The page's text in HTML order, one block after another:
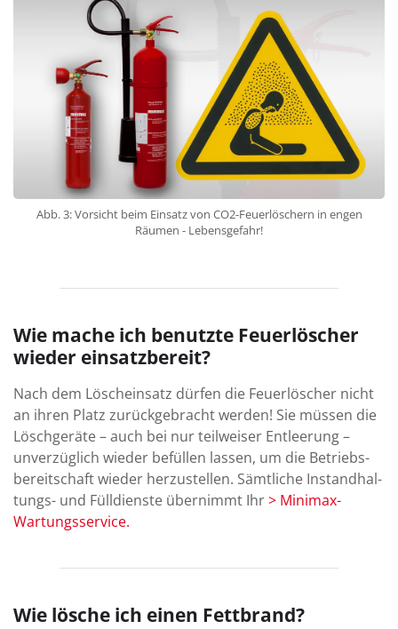
Abb. 3: Vorsicht beim Einsatz von CO2-Feuerlöschern in engen
Räumen - Lebensgefahr!
Wie mache ich benutzte Feuerlöscher
wieder einsatzbereit?
Nach dem Lösch­ein­satz dürfen die Feuerlöscher nicht
an ihren Platz zu­rück­ge­bracht werden! Sie müssen die
Lösch­geräte – auch bei nur teil­weiser Ent­leerung –
unver­züg­lich wieder befüllen lassen, um die Betriebs­
be­reit­schaft wieder her­zu­stellen. Sämt­liche In­stand­hal­
tungs- und Füll­dienste über­nimmt Ihr> Minimax-
Wartungsservice.
Wie lösche ich einen Fettbrand?